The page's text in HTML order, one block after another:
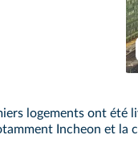
logements ont été
Incheon et la